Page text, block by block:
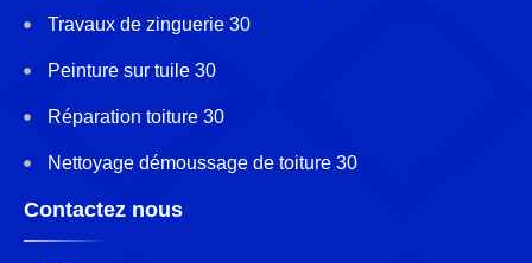
Travaux de zinguerie 30
Peinture sur tuile 30
Réparation toiture 30
Nettoyage démoussage de toiture 30
Contactez nous